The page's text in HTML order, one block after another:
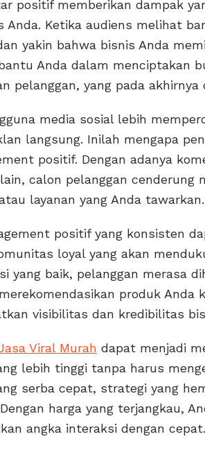
positif memberikan dampak
Anda. Ketika audiens melihat
yakin bahwa bisnis Anda
Anda dalam menciptakan
pelanggan, yang pada
media sosial lebih
langsung. Inilah mengapa
positif. Dengan adanya
calon pelanggan
layanan yang Anda tawarkan.
positif yang konsisten
loyal yang akan
yang baik, pelanggan merasa
produk Anda
visibilitas dan kredibilitas
Viral Murah dapat menjadi
lebih tinggi tanpa harus
serba cepat, strategi yang
harga yang terjangkau,
angka interaksi dengan cepat.